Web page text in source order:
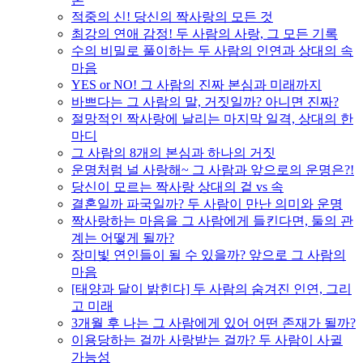
적중의 신! 당신의 짝사랑의 모든 것
최강의 연애 감정! 두 사람의 사랑, 그 모든 기록
수의 비밀로 풀이하는 두 사람의 인연과 상대의 속
마음
YES or NO! 그 사람의 진짜 본심과 미래까지
바쁘다는 그 사람의 말, 거짓일까? 아니면 진짜?
절망적인 짝사랑에 날리는 마지막 일격, 상대의 한
마디
그 사람의 8개의 본심과 하나의 거짓
운명처럼 널 사랑해~ 그 사람과 앞으로의 운명은?!
당신이 모르는 짝사랑 상대의 겉 vs 속
결혼일까 파국일까? 두 사람이 만난 의미와 운명
짝사랑하는 마음을 그 사람에게 들킨다면, 둘의 관
계는 어떻게 될까?
장미빛 연인들이 될 수 있을까? 앞으로 그 사람의
마음
[태양과 달이 밝힌다] 두 사람의 숨겨진 인연, 그리
고 미래
3개월 후 나는 그 사람에게 있어 어떤 존재가 될까?
이용당하는 걸까 사랑받는 걸까? 두 사람이 사귈
가능성